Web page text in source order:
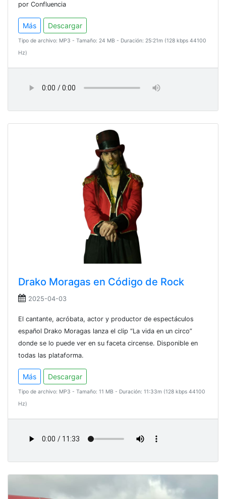
por Confluencia
Más Descargar
Tipo de archivo: MP3 - Tamaño: 24 MB - Duración: 25:21m (128 kbps 44100
Hz)
Drako Moragas en Código de Rock
2025-04-03
El cantante, acróbata, actor y productor de espectáculos
español Drako Moragas lanza el clip “La vida en un circo”
donde se lo puede ver en su faceta circense. Disponible en
todas las plataforma.
Más Descargar
Tipo de archivo: MP3 - Tamaño: 11 MB - Duración: 11:33m (128 kbps 44100
Hz)